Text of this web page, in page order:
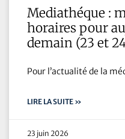
Mediathéque :
horaires pour
demain (23 et
Pour l’actualité de la
LIRE LA SUITE »
23 juin 2026